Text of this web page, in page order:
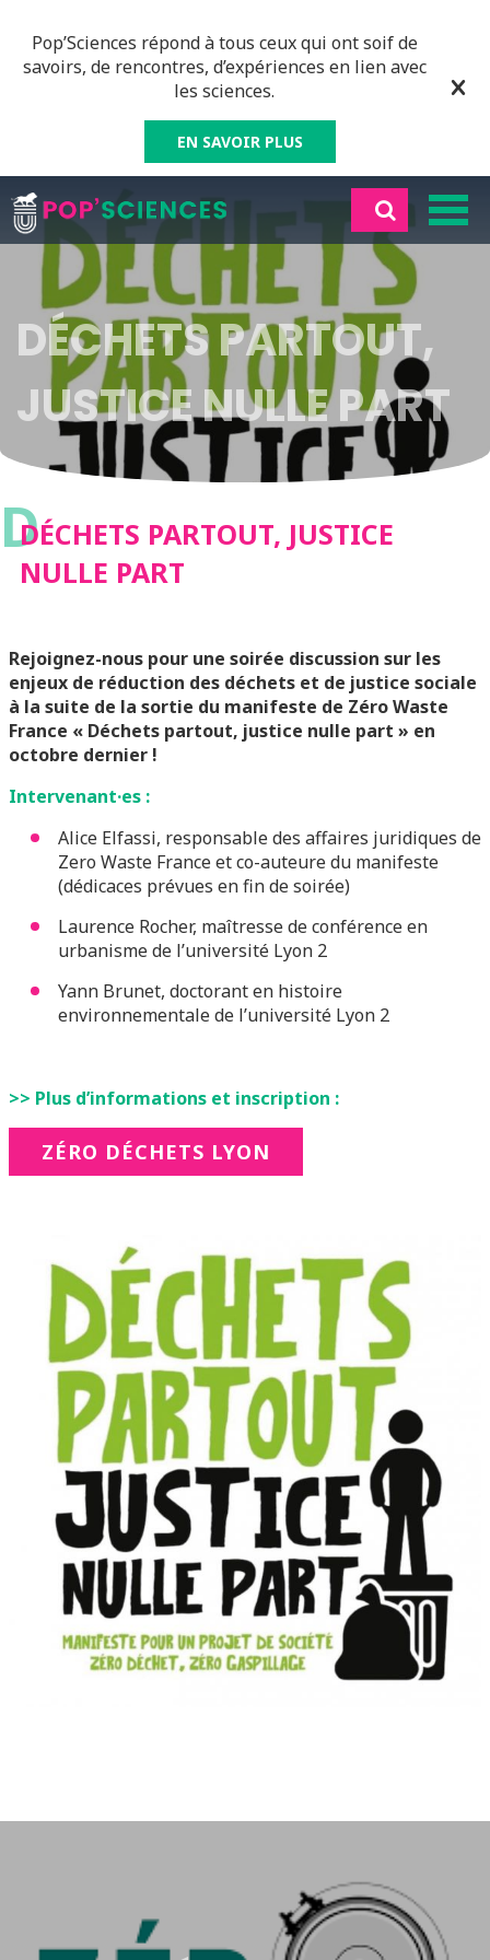
Pop’Sciences répond à tous ceux qui ont soif de
savoirs, de rencontres, d’expériences en lien avec
les sciences.
EN SAVOIR PLUS
DÉCHETS PARTOUT,
JUSTICE NULLE PART
DDÉCHETS PARTOUT, JUSTICE
NULLE PART
Rejoignez-nous pour une soirée discussion sur les
enjeux de réduction des déchets et de justice sociale
à la suite de la sortie du manifeste de Zéro Waste
France « Déchets partout, justice nulle part » en
octobre dernier !
Intervenant·es :
Alice Elfassi, responsable des affaires juridiques de
Zero Waste France et co-auteure du manifeste
(dédicaces prévues en fin de soirée)
Laurence Rocher, maîtresse de conférence en
urbanisme de l’université Lyon 2
Yann Brunet, doctorant en histoire
environnementale de l’université Lyon 2
>> Plus d’informations et inscription :
ZÉRO DÉCHETS LYON